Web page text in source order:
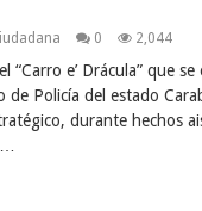
0 2,044
“Carro e’ Drácula” que
Policía del estado
durante hechos